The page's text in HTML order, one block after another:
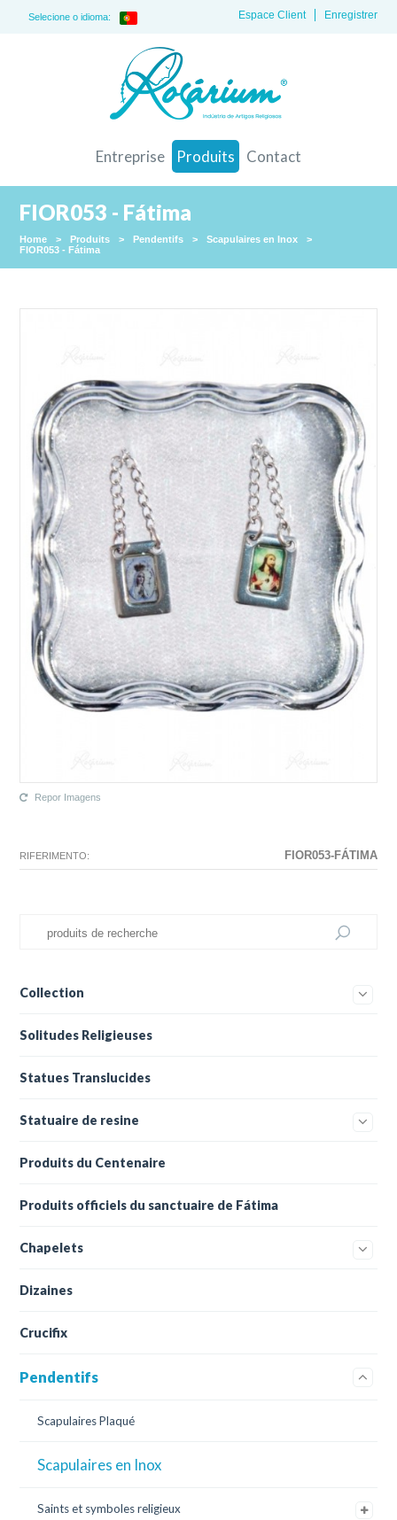
Selecione o idioma: Enregistrer
Espace Client
Entreprise Produits Contact
FIOR053 - Fátima
Home > Produits > Pendentifs > Scapulaires en Inox
>
FIOR053 - Fátima
Repor Imagens
moment.
RIFERIMENTO: FIOR053-FÁTIMA
Collection
Solitudes Religieuses
Statues Translucides
Statuaire de resine
Produits du Centenaire
Produits officiels du sanctuaire de Fátima
Chapelets
Dizaines
Crucifix
Pendentifs
Scapulaires Plaqué
Scapulaires en Inox
Saints et symboles religieux